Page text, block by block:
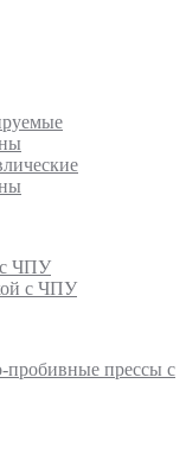
с ЧПУ
с ЧПУ
пробивные прессы с